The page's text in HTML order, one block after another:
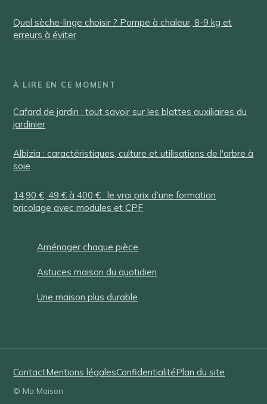
Quel sèche-linge choisir ? Pompe à chaleur, 8-9 kg et
erreurs à éviter
À LIRE EN CE MOMENT
Cafard de jardin : tout savoir sur les blattes auxiliaires du
jardinier
Albizia : caractéristiques, culture et utilisations de l'arbre à
soie
14,90 €, 49 € à 400 € : le vrai prix d’une formation
bricolage avec modules et CPF
Aménager chaque pièce
Astuces maison du quotidien
Une maison plus durable
ContactMentions légalesConfidentialitéPlan du site
© Ma Maison